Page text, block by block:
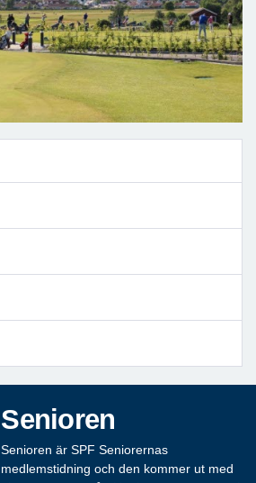
Senioren
Senioren är SPF Seniorernas
medlemstidning och den kommer ut med